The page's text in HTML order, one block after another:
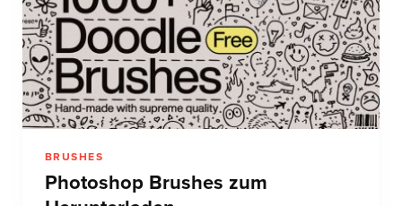
BRUSHES
Photoshop Brushes zum